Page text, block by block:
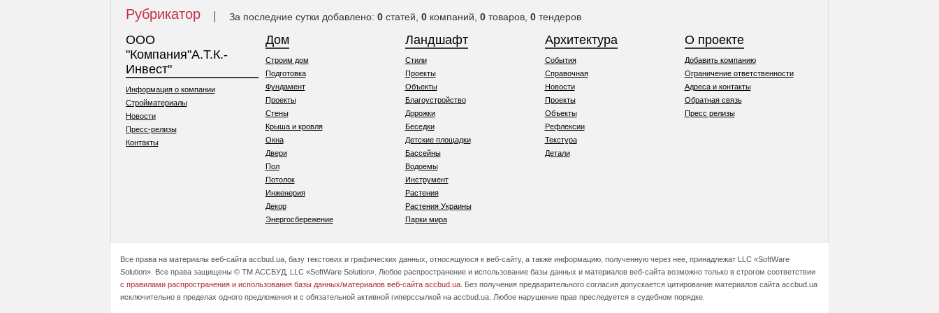
Рубрикатор За последние сутки добавлено: 0статей, 0компаний, 0товаров, 0тендеров
ООО
"Компания"А.Т.К.-
Инвест"
Информация о компании
Стройматериалы
Новости
Пресс-релизы
Контакты
Дом
Строим дом
Подготовка
Фундамент
Проекты
Стены
Крыша и кровля
Окна
Двери
Пол
Потолок
Инженерия
Декор
Энергосбережение
Ландшафт
Стили
Проекты
Объекты
Благоустройство
Дорожки
Беседки
Детские площадки
Бассейны
Водоемы
Инструмент
Растения
Растения Украины
Парки мира
Архитектура
События
Справочная
Новости
Проекты
Объекты
Рефлексии
Текстура
Детали
О проекте
Добавить компанию
Ограничение ответственности
Адреса и контакты
Обратная связь
Пресс релизы
Все права на материалы веб-сайта accbud.ua, базу текстових и графических данных, относящуюся к веб-сайту, а также информацию, полученную через нее, принадлежат LLC «SoftWare
Solution». Все права защищены © ТМ АССБУД, LLC «SoftWare Solution». Любое распространение и использование базы данных и материалов веб-сайта возможно только в строгом соответствии
с правилами распространения и использования базы данных/материалов веб-сайта accbud.ua . Без получения предварительного согласия допускается цитирование материалов сайта accbud.ua
исключительно в пределах одного предложения и с обязательной активной гиперссылкой на accbud.ua. Любое нарушение прав преследуется в судебном порядке.